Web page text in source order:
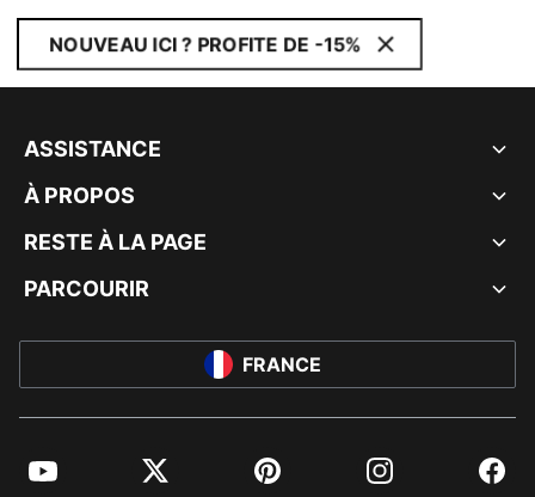
NOUVEAU ICI ? PROFITE DE -15%
ASSISTANCE
À PROPOS
RESTE À LA PAGE
PARCOURIR
FRANCE
YouTube Twitter Pinterest Instagram